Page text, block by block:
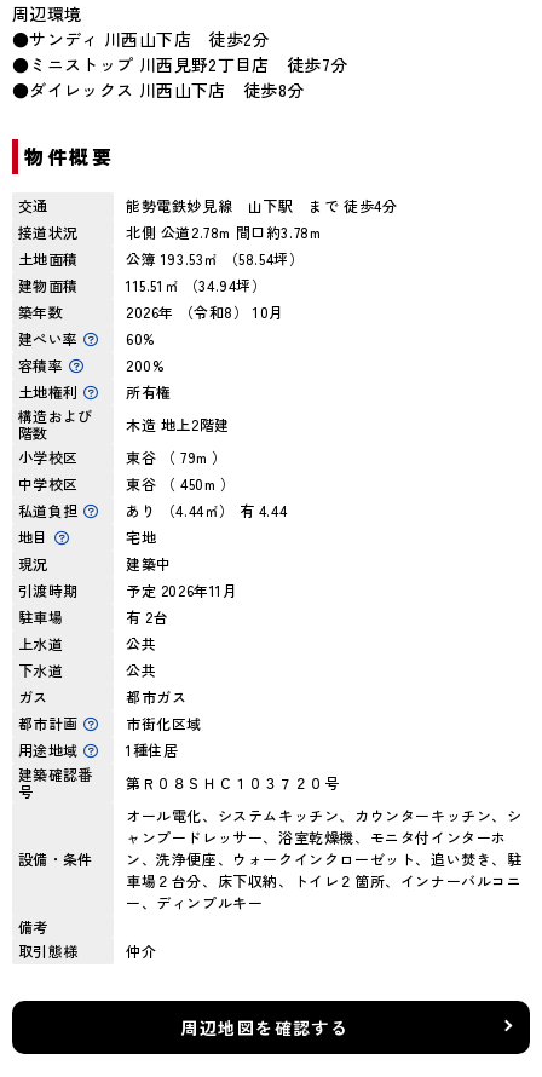
周辺環境
●サンディ 川西山下店 徒歩2分
●ミニストップ 川西見野2丁目店 徒歩7分
●ダイレックス 川西山下店 徒歩8分
物件概要
交通
能勢電鉄妙見線 山下駅 まで 徒歩4分
接道状況
北側 公道2.78m 間口約3.78m
土地面積
公簿 193.53㎡ （58.54坪）
建物面積
115.51㎡ （34.94坪）
築年数
2026年 （令和8） 10月
建ぺい率
60%
容積率
200%
土地権利
所有権
構造および
階数
木造 地上2階建
小学校区
東谷 （ 79m ）
中学校区
東谷 （ 450m ）
私道負担
あり （4.44㎡） 有 4.44
地目
宅地
現況
建築中
引渡時期
予定 2026年11月
駐車場
有 2台
上水道
公共
下水道
公共
ガス
都市ガス
都市計画
市街化区域
用途地域
1種住居
建築確認番
号
第Ｒ０８ＳＨＣ１０３７２０号
設備・条件
オール電化、システムキッチン、カウンターキッチン、シ
ャンプードレッサー、浴室乾燥機、モニタ付インターホ
ン、洗浄便座、ウォークインクローゼット、追い焚き、駐
車場２台分、床下収納、トイレ２箇所、インナーバルコニ
ー、ディンプルキー
備考
取引態様
仲介
周辺地図を確認する